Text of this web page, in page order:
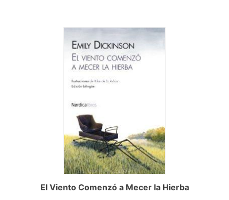
El Viento Comenzó a Mecer la Hierba